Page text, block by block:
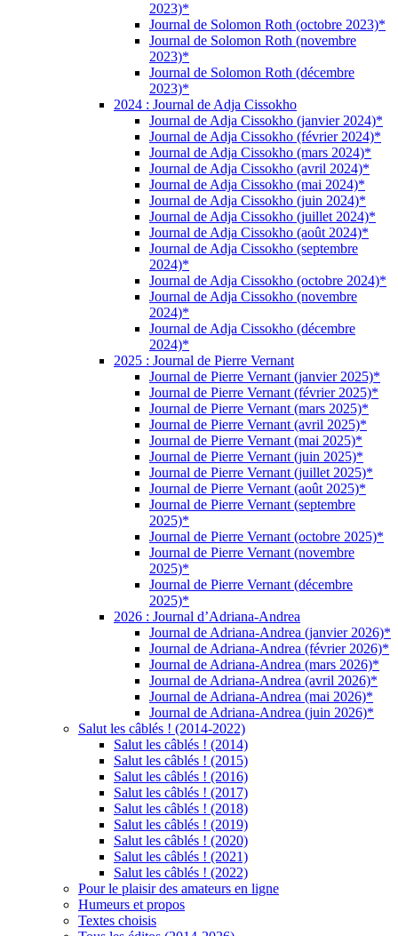
2023)*
Journal de Solomon Roth (octobre 2023)*
Journal de Solomon Roth (novembre
2023)*
Journal de Solomon Roth (décembre
2023)*
2024 : Journal de Adja Cissokho
Journal de Adja Cissokho (janvier 2024)*
Journal de Adja Cissokho (février 2024)*
Journal de Adja Cissokho (mars 2024)*
Journal de Adja Cissokho (avril 2024)*
Journal de Adja Cissokho (mai 2024)*
Journal de Adja Cissokho (juin 2024)*
Journal de Adja Cissokho (juillet 2024)*
Journal de Adja Cissokho (août 2024)*
Journal de Adja Cissokho (septembre
2024)*
Journal de Adja Cissokho (octobre 2024)*
Journal de Adja Cissokho (novembre
2024)*
Journal de Adja Cissokho (décembre
2024)*
2025 : Journal de Pierre Vernant
Journal de Pierre Vernant (janvier 2025)*
Journal de Pierre Vernant (février 2025)*
Journal de Pierre Vernant (mars 2025)*
Journal de Pierre Vernant (avril 2025)*
Journal de Pierre Vernant (mai 2025)*
Journal de Pierre Vernant (juin 2025)*
Journal de Pierre Vernant (juillet 2025)*
Journal de Pierre Vernant (août 2025)*
Journal de Pierre Vernant (septembre
2025)*
Journal de Pierre Vernant (octobre 2025)*
Journal de Pierre Vernant (novembre
2025)*
Journal de Pierre Vernant (décembre
2025)*
2026 : Journal d’Adriana-Andrea
Journal de Adriana-Andrea (janvier 2026)*
Journal de Adriana-Andrea (février 2026)*
Journal de Adriana-Andrea (mars 2026)*
Journal de Adriana-Andrea (avril 2026)*
Journal de Adriana-Andrea (mai 2026)*
Journal de Adriana-Andrea (juin 2026)*
Salut les câblés ! (2014-2022)
Salut les câblés ! (2014)
Salut les câblés ! (2015)
Salut les câblés ! (2016)
Salut les câblés ! (2017)
Salut les câblés ! (2018)
Salut les câblés ! (2019)
Salut les câblés ! (2020)
Salut les câblés ! (2021)
Salut les câblés ! (2022)
Pour le plaisir des amateurs en ligne
Humeurs et propos
Textes choisis